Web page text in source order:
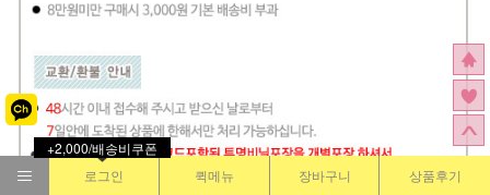
로그인 퀵메뉴 장바구니 상품후기
+2,000/배송비쿠폰